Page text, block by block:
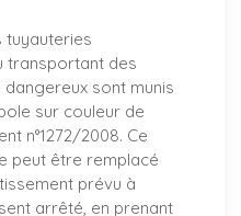
tuyauteries
transportant des
sont munis
sur couleur de
n°1272/2008. Ce
peut être remplacé
prévu à
arrêté, en prenant